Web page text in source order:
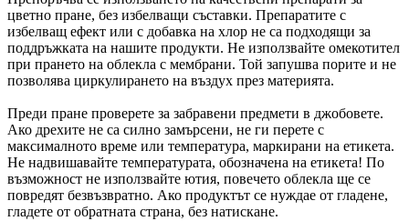
цветно пране, без избелващи съставки. Препаратите с
избелващ ефект или с добавка на хлор не са подходящи за
поддръжката на нашите продукти. Не използвайте омекотител
при прането на облекла с мембрани. Той запушва порите и не
позволява циркулирането на въздух през материята.
Преди пране проверете за забравени предмети в джобовете.
Ако дрехите не са силно замърсени, не ги перете с
максималното време или температура, маркирани на етикета.
Не надвишавайте температурата, обозначена на етикета! По
възможност не използвайте ютия, повечето облекла ще се
повредят безвъзвратно. Ако продуктът се нуждае от гладене,
гладете от обратната страна, без натискане.